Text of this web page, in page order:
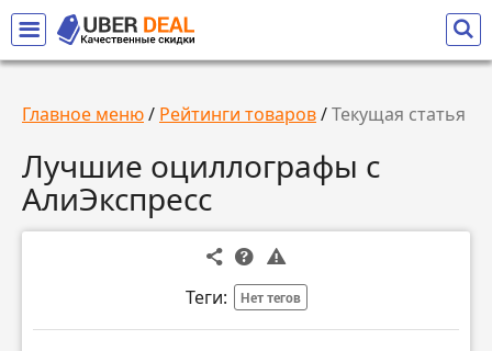
Главное меню/ Рейтинги товаров/Текущая статья
Лучшие оциллографы с
АлиЭкспресс
Теги: Нет тегов